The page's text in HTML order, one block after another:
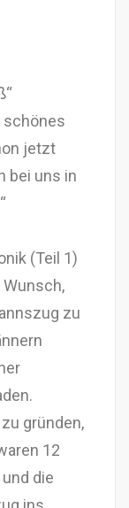
schönes
jetzt
bei uns in
(Teil 1)
Wunsch,
zu
gründen,
12
die